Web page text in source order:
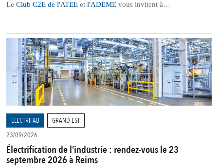
Le Club C2E de l'ATEE et l'ADEME vous invitent à…
ELECTRIFAB
GRAND EST
23/09/2026
Électrification de l’industrie : rendez-vous le 23
septembre 2026 à Reims